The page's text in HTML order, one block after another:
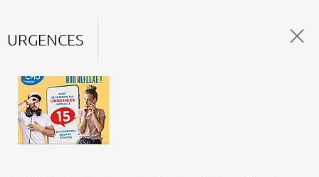
URGENCES